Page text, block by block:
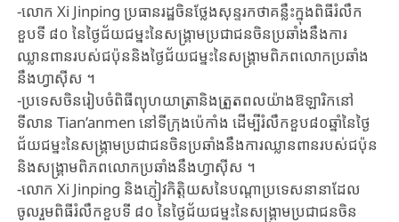
-លោក ​Xi ​Jinping ​ប្រធានរដ្ឋចិន​​ថ្លែងសុន្ទរកថា​គន្លឹះក្នុង​ពិធីរំលឹក​
ខួបទី ៨០ ​នៃថ្ងៃជ័យជម្នះ​នៃសង្គ្រាម​ប្រជាជន​ចិនប្រឆាំង​នឹង​ការ
ឈ្លានពាន​របស់ជប៉ុន​និងថ្ងៃជ័យជម្នះ​នៃសង្គ្រាម​ពិភពលោក​ប្រឆាំង
នឹង​ហ្វាស៊ីស ។
-ប្រទេសចិន​រៀបចំពិធី​ព្យុហយាត្រា​និងត្រួតពល​យ៉ាងឱឡារិក​នៅ
ទីលាន ​Tian’anmen​ នៅទីក្រុង​ប៉េកាំង ​ដើម្បី​រំលឹកខួប​៨០ឆ្នាំនៃ​ថ្ងៃ
ជ័យជម្នះ​នៃសង្គ្រាម​ប្រជាជនចិន​ប្រឆាំងនឹង​ការឈ្លានពាន​របស់ជប៉ុន​
និងសង្គ្រាម​ពិភពលោក​ប្រឆាំងនឹងហ្វាស៊ីស ។
-លោក ​Xi ​Jinping ​និង​ភ្ញៀវកិត្តិយស​នៃបណ្តា​ប្រទេសនានា​ដែល​
ចូលរួម​ពិធីរំលឹក​ខួបទី ៨០ ​នៃថ្ងៃជ័យជម្នះ​នៃសង្គ្រាម​ប្រជាជន​ចិន